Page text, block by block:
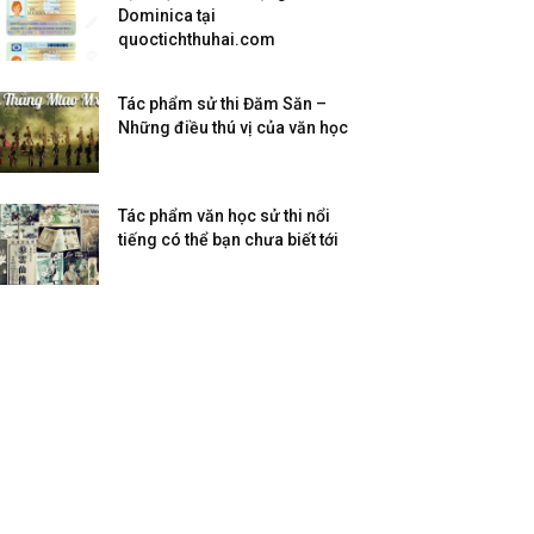
Dominica tại
quoctichthuhai.com
Tác phẩm sử thi Đăm Săn –
Những điều thú vị của văn học
Tác phẩm văn học sử thi nổi
tiếng có thể bạn chưa biết tới